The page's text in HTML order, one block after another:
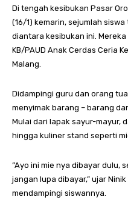
Di tengah kesibukan Pasar
(16/1) kemarin, sejumlah
diantara kesibukan ini.
KB/PAUD Anak Cerdas Ceria
Malang.
Didampingi guru dan orang
menyimak barang – barang
Mulai dari lapak sayur-mayur,
hingga kuliner stand seperti
”Ayo ini mie nya dibayar dulu,
jangan lupa dibayar,” ujar
mendampingi siswannya.